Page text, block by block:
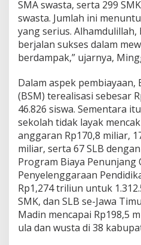
i
d
k
a
n
e
r
d
a
m
p
a
k
M
e
r
a
t
a
SMA swasta, serta 299
swasta. Jumlah ini
yang serius.
berjalan sukses dalam
berdampak,” ujarnya,
Dalam aspek pembiayaan,
(BSM) terealisasi sebesar
46.826 siswa. Sementara
sekolah tidak layak
anggaran Rp170,8 miliar,
miliar, serta 67 SLB
Program Biaya Penunjang
Penyelenggaraan
Rp1,274 triliun untuk
SMK, dan SLB se-Jawa
Madin mencapai Rp198,5
ula dan wusta di 38